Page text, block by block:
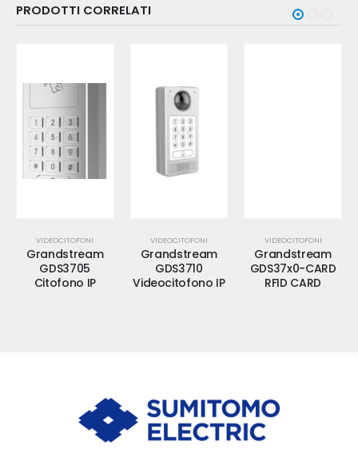
PRODOTTI CORRELATI
VIDEOCITOFONI
Grandstream
GDS3705
Citofono IP
VIDEOCITOFONI
Grandstream
GDS3710
Videocitofono IP
VIDEOCITOFONI
Grandstream
GDS37x0-CARD
RFID CARD